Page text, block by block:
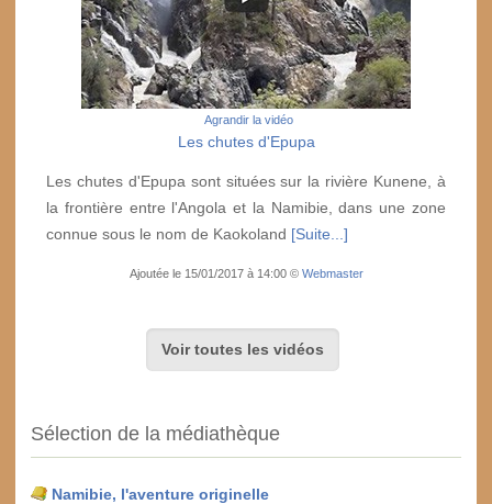
Agrandir la vidéo
Les chutes d'Epupa
Les chutes d'Epupa sont situées sur la rivière Kunene, à
la frontière entre l'Angola et la Namibie, dans une zone
connue sous le nom de Kaokoland [Suite...]
Ajoutée le 15/01/2017 à 14:00 © Webmaster
Voir toutes les vidéos
Sélection de la médiathèque
Namibie, l'aventure originelle